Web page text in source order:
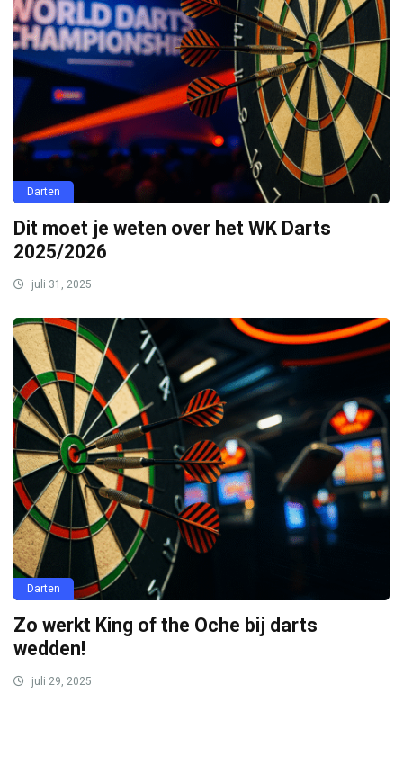
Darten
Dit moet je weten over het WK Darts
2025/2026
juli 31, 2025
Darten
Zo werkt King of the Oche bij darts
wedden!
juli 29, 2025